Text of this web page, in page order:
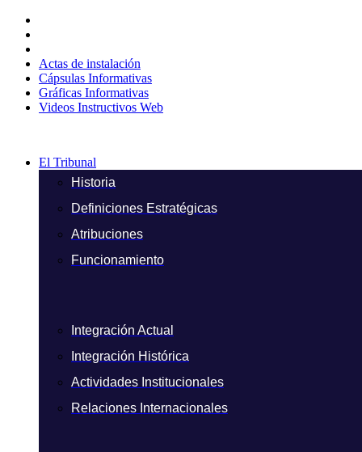
contenido
Actas de instalación
Cápsulas Informativas
Gráficas Informativas
Videos Instructivos Web
El Tribunal
Historia
Definiciones Estratégicas
Atribuciones
Funcionamiento
Integración Actual
Integración Histórica
Actividades Institucionales
Relaciones Internacionales